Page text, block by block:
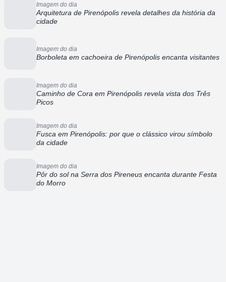
Imagem do dia
Arquitetura de Pirenópolis revela detalhes da história da
cidade
Imagem do dia
Borboleta em cachoeira de Pirenópolis encanta visitantes
Imagem do dia
Caminho de Cora em Pirenópolis revela vista dos Três
Picos
Imagem do dia
Fusca em Pirenópolis: por que o clássico virou símbolo
da cidade
Imagem do dia
Pôr do sol na Serra dos Pireneus encanta durante Festa
do Morro